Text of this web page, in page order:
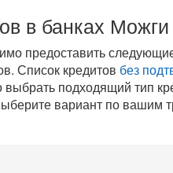
в банках Можги
предоставить
Список кредитов без
подходящий тип
вариант по вашим